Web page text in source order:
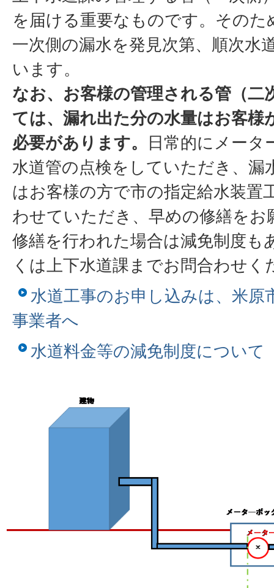
を届ける重要なものです。そのた
一次側の漏水を発見次第、順次水
います。
なお、お客様の管理される管（二
ては、漏れ出た分の水量はお客様
必要があります。
日常的にメータ
水道管の点検をしていただき、漏
はお客様の方で市の指定給水装置
わせていただき、早めの修繕をお
修繕を行われた場合は減免制度も
くは上下水道課までお問合わせく
水道工事のお申し込みは、米原
事業者へ
水道料金等の減免制度について